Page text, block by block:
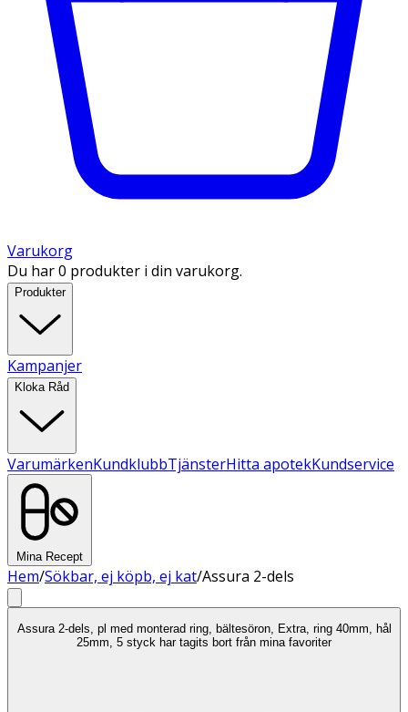
Varukorg
Du har 0 produkter i din varukorg.
Produkter
Kampanjer
Kloka Råd
VarumärkenKundklubbTjänsterHitta apotekKundservice
Mina Recept
Hem/Sökbar, ej köpb, ej kat/Assura 2-dels
Assura 2-dels, pl med monterad ring, bältesöron, Extra, ring 40mm, hål
25mm, 5 styck har tagits bort från mina favoriter